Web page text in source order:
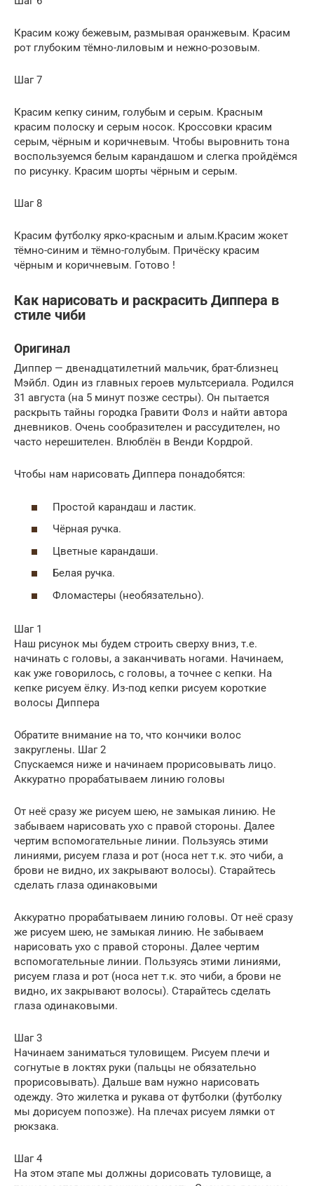
Красим кожу бежевым, размывая оранжевым. Красим
рот глубоким тёмно-лиловым и нежно-розовым.
Шаг 7
Красим кепку синим, голубым и серым. Красным
красим полоску и серым носок. Кроссовки красим
серым, чёрным и коричневым. Чтобы выровнить тона
воспользуемся белым карандашом и слегка пройдёмся
по рисунку. Красим шорты чёрным и серым.
Шаг 8
Красим футболку ярко-красным и алым.Красим жокет
тёмно-синим и тёмно-голубым. Причёску красим
чёрным и коричневым. Готово !
Как нарисовать и раскрасить Диппера в
стиле чиби
Оригинал
Диппер — двенадцатилетний мальчик, брат-близнец
Мэйбл. Один из главных героев мультсериала. Родился
31 августа (на 5 минут позже сестры). Он пытается
раскрыть тайны городка Гравити Фолз и найти автора
дневников. Очень сообразителен и рассудителен, но
часто нерешителен. Влюблён в Венди Кордрой.
Чтобы нам нарисовать Диппера понадобятся:
Простой карандаш и ластик.
Чёрная ручка.
Цветные карандаши.
Белая ручка.
Фломастеры (необязательно).
Шаг 1
Наш рисунок мы будем строить сверху вниз, т.е.
начинать с головы, а заканчивать ногами. Начинаем,
как уже говорилось, с головы, а точнее с кепки. На
кепке рисуем ёлку. Из-под кепки рисуем короткие
волосы Диппера
Обратите внимание на то, что кончики волос
закруглены. Шаг 2
Спускаемся ниже и начинаем прорисовывать лицо.
Аккуратно прорабатываем линию головы
От неё сразу же рисуем шею, не замыкая линию. Не
забываем нарисовать ухо с правой стороны. Далее
чертим вспомогательные линии. Пользуясь этими
линиями, рисуем глаза и рот (носа нет т.к. это чиби, а
брови не видно, их закрывают волосы). Старайтесь
сделать глаза одинаковыми
Аккуратно прорабатываем линию головы. От неё сразу
же рисуем шею, не замыкая линию. Не забываем
нарисовать ухо с правой стороны. Далее чертим
вспомогательные линии. Пользуясь этими линиями,
рисуем глаза и рот (носа нет т.к. это чиби, а брови не
видно, их закрывают волосы). Старайтесь сделать
глаза одинаковыми.
Шаг 3
Начинаем заниматься туловищем. Рисуем плечи и
согнутые в локтях руки (пальцы не обязательно
прорисовывать). Дальше вам нужно нарисовать
одежду. Это жилетка и рукава от футболки (футболку
мы дорисуем попозже). На плечах рисуем лямки от
рюкзака.
Шаг 4
На этом этапе мы должны дорисовать туловище, а